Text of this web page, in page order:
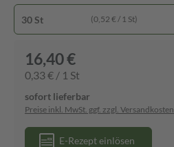
30 St (0,52 € / 1 St)
16,40 €
0,33 € / 1 St
sofort lieferbar
Preise inkl. MwSt. ggf. zzgl. Versandkosten
E-Rezept einlösen